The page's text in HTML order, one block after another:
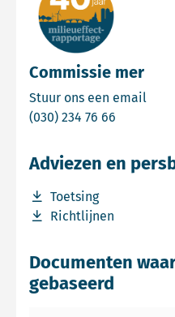
Commissie mer
Stuur ons een email
(030) 234 76 66
Adviezen en
Toetsing
Download bestand
Richtlijnen
Download bestand
Documenten
gebaseerd